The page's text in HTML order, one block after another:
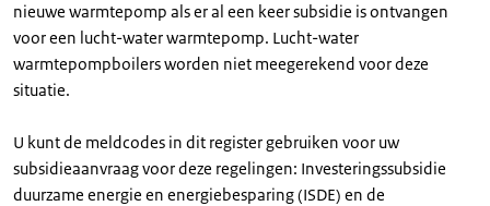
nieuwe warmtepomp als er al een keer subsidie is ontvangen
voor een lucht-water warmtepomp. Lucht-water
warmtepompboilers worden niet meegerekend voor deze
situatie.
U kunt de meldcodes in dit register gebruiken voor uw
subsidieaanvraag voor deze regelingen: Investeringssubsidie
duurzame energie en energiebesparing (ISDE) en de